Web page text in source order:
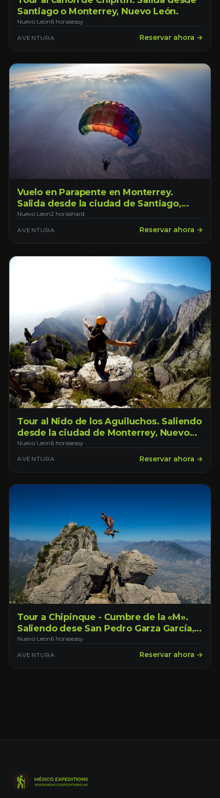
Santiago o Monterrey, Nuevo León.
Nuevo Leon6 horaseasy
AVENTURA Reservar ahora →
Vuelo en Parapente en Monterrey.
Salida desde la ciudad de Santiago,
Nuevo León.
Nuevo Leon2 horashard
AVENTURA Reservar ahora →
Tour al Nido de los Aguiluchos. Saliendo
desde la ciudad de Monterrey, Nuevo
León
Nuevo Leon6 horaseasy
AVENTURA Reservar ahora →
Tour a Chipinque - Cumbre de la «M».
Saliendo dese San Pedro Garza García,
Nuevo León.
Nuevo Leon6 horaseasy
AVENTURA Reservar ahora →